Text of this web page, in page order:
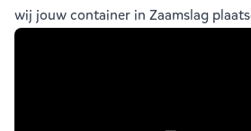
wij jouw container in Zaamslag